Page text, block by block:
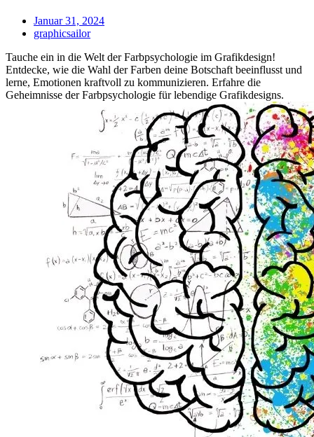
Januar 31, 2024
graphicsailor
Tauche ein in die Welt der Farbpsychologie im Grafikdesign!
Entdecke, wie die Wahl der Farben deine Botschaft beeinflusst und
lerne, Emotionen kraftvoll zu kommunizieren. Erfahre die
Geheimnisse der Farbpsychologie für lebendige Grafikdesigns.